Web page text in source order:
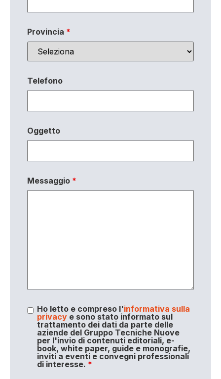
Provincia *
Telefono
Oggetto
Messaggio *
Ho letto e compreso l'informativa sulla
privacye sono stato informato sul
trattamento dei dati da parte delle
aziende del Gruppo Tecniche Nuove
per l'invio di contenuti editoriali, e-
book, white paper, guide e monografie,
inviti a eventi e convegni professionali
di interesse. *